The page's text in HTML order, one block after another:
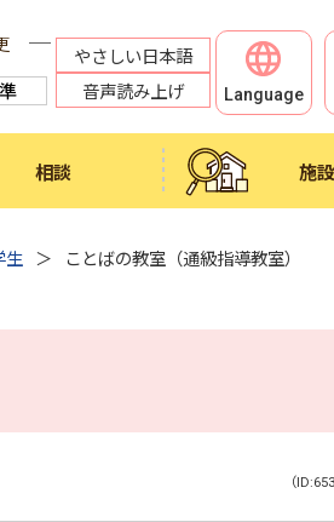
やさしい日本語
音声読み上げ
Language
相談 施
生 ことばの教室（通級指導教室）
（